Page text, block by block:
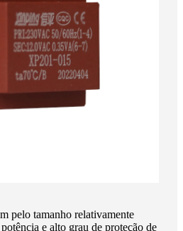
pelo tamanho relativamente
e alto grau de proteção de